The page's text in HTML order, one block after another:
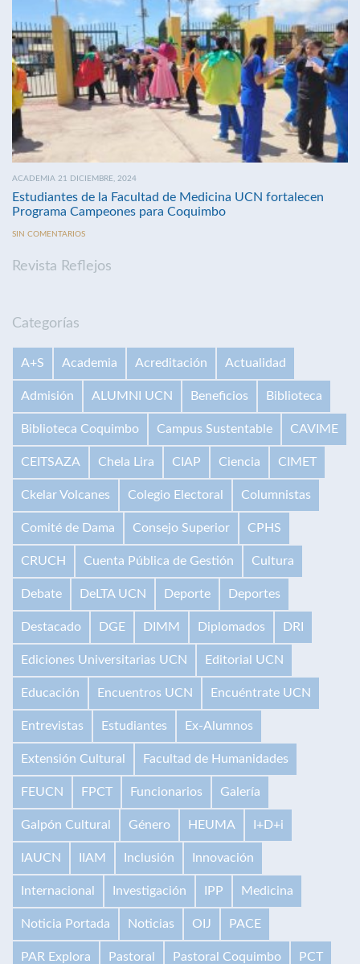
ACADEMIA 21 DICIEMBRE, 2024
Estudiantes de la Facultad de Medicina UCN fortalecen
Programa Campeones para Coquimbo
SIN COMENTARIOS
Revista Reflejos
Categorías
A+S Academia Acreditación Actualidad
Admisión ALUMNI UCN Beneficios Biblioteca
Biblioteca Coquimbo Campus Sustentable CAVIME
CEITSAZA Chela Lira CIAP Ciencia CIMET
Ckelar Volcanes Colegio Electoral Columnistas
Comité de Dama Consejo Superior CPHS
CRUCH Cuenta Pública de Gestión Cultura
Debate DeLTA UCN Deporte Deportes
Destacado DGE DIMM Diplomados DRI
Ediciones Universitarias UCN Editorial UCN
Educación Encuentros UCN Encuéntrate UCN
Entrevistas Estudiantes Ex-Alumnos
Extensión Cultural Facultad de Humanidades
FEUCN FPCT Funcionarios Galería
Galpón Cultural Género HEUMA I+D+i
IAUCN IIAM Inclusión Innovación
Internacional Investigación IPP Medicina
Noticia Portada Noticias OIJ PACE
PAR Explora Pastoral Pastoral Coquimbo PCT